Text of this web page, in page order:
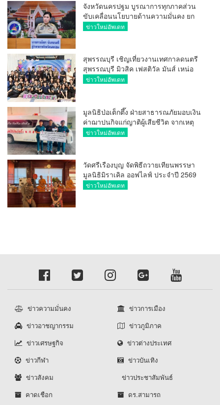
จังหวัดนครปฐม บูรณาการทุกภาคส่วน
ขับเคลื่อนนโยบายด้านความมั่นคง ยก
ระดับการป้องกันอาชญากรรมทาง
ข่าวใหม่อัพเดท
สุพรรณบุรี เชิญเที่ยวงานเทศกาลดนตรี
สุพรรณบุรี มิวสิค เฟสติวัล มันส์ เหน่อ
มาก
ข่าวใหม่อัพเดท
มูลนิธิป่อเต็กตึ๊ง ฝ่ายสาธารณภัยมอบเงิน
ค่าฌาปนกิจแก่ญาติผู้เสียชีวิต จากเหตุ
เพลิงไหม้ โรงเบียร์ ณ ลาดพร้าว จำนวน
ข่าวใหม่อัพเดท
วัดศรีเรืองบุญ จัดพิธีถวายเทียนพรรษา
มูลนิธิมิราเคิล ออฟไลฟ์ ประจำปี 2569
พล.ต.ต.ศิริวัฒน์ ดีพอ ให้เกียรติเป็น
ข่าวใหม่อัพเดท
ข่าวความมั่นคง
ข่าวการเมือง
ข่าวอาชญากรรม
ข่าวภูมิภาค
ข่าวเศรษฐกิจ
ข่าวต่างประเทศ
ข่าวกีฬา
ข่าวบันเทิง
ข่าวสังคม
ข่าวประชาสัมพันธ์
คาดเชือก
ดร.สามารถ